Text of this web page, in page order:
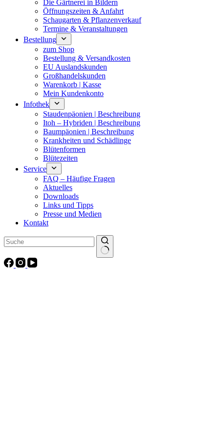
Die Gärtnerei in Bildern
Öffnungszeiten & Anfahrt
Schaugarten & Pflanzenverkauf
Termine & Veranstaltungen
Bestellung
zum Shop
Bestellung & Versandkosten
EU Auslandskunden
Großhandelskunden
Warenkorb | Kasse
Mein Kundenkonto
Infothek
Staudenpäonien | Beschreibung
Itoh – Hybriden | Beschreibung
Baumpäonien | Beschreibung
Krankheiten und Schädlinge
Blütenformen
Blütezeiten
Service
FAQ – Häufige Fragen
Aktuelles
Downloads
Links und Tipps
Presse und Medien
Kontakt
Keine
Ergebnisse